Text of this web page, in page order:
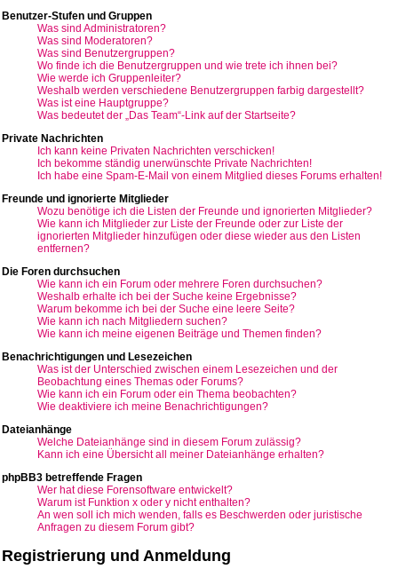
Benutzer-Stufen und Gruppen
Was sind Administratoren?
Was sind Moderatoren?
Was sind Benutzergruppen?
Wo finde ich die Benutzergruppen und wie trete ich ihnen bei?
Wie werde ich Gruppenleiter?
Weshalb werden verschiedene Benutzergruppen farbig dargestellt?
Was ist eine Hauptgruppe?
Was bedeutet der „Das Team“-Link auf der Startseite?
Private Nachrichten
Ich kann keine Privaten Nachrichten verschicken!
Ich bekomme ständig unerwünschte Private Nachrichten!
Ich habe eine Spam-E-Mail von einem Mitglied dieses Forums erhalten!
Freunde und ignorierte Mitglieder
Wozu benötige ich die Listen der Freunde und ignorierten Mitglieder?
Wie kann ich Mitglieder zur Liste der Freunde oder zur Liste der
ignorierten Mitglieder hinzufügen oder diese wieder aus den Listen
entfernen?
Die Foren durchsuchen
Wie kann ich ein Forum oder mehrere Foren durchsuchen?
Weshalb erhalte ich bei der Suche keine Ergebnisse?
Warum bekomme ich bei der Suche eine leere Seite?
Wie kann ich nach Mitgliedern suchen?
Wie kann ich meine eigenen Beiträge und Themen finden?
Benachrichtigungen und Lesezeichen
Was ist der Unterschied zwischen einem Lesezeichen und der
Beobachtung eines Themas oder Forums?
Wie kann ich ein Forum oder ein Thema beobachten?
Wie deaktiviere ich meine Benachrichtigungen?
Dateianhänge
Welche Dateianhänge sind in diesem Forum zulässig?
Kann ich eine Übersicht all meiner Dateianhänge erhalten?
phpBB3 betreffende Fragen
Wer hat diese Forensoftware entwickelt?
Warum ist Funktion x oder y nicht enthalten?
An wen soll ich mich wenden, falls es Beschwerden oder juristische
Anfragen zu diesem Forum gibt?
Registrierung und Anmeldung